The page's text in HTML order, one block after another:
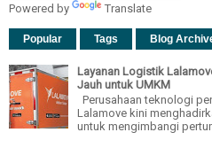
Powered by Translate
Popular Tags Blog
Layanan Logistik
Jauh untuk UMKM
Perusahaan teknologi
Lalamove kini
untuk mengimbangi